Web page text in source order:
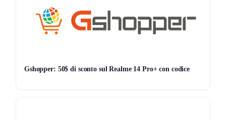
connessi
Face ID per sblocco rapido
chiamate, documenti e foto
Gshopper: 50$ di sconto sul Realme 14 Pro+ con codice